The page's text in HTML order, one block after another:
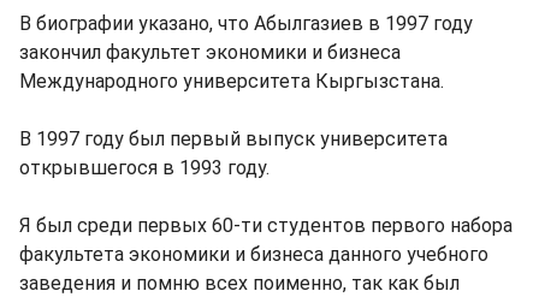
В биографии указано, что Абылгазиев в 1997 году
закончил факультет экономики и бизнеса
Международного университета Кыргызстана.
В 1997 году был первый выпуск университета
открывшегося в 1993 году.
Я был среди первых 60-ти студентов первого набора
факультета экономики и бизнеса данного учебного
заведения и помню всех поименно, так как был